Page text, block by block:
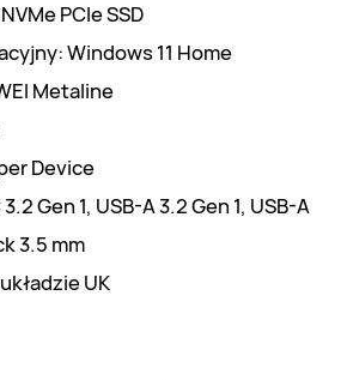
PCIe SSD
Windows 11 Home
Metaline
Device
Gen 1, USB-A 3.2 Gen 1, USB-A
3.5 mm
UK